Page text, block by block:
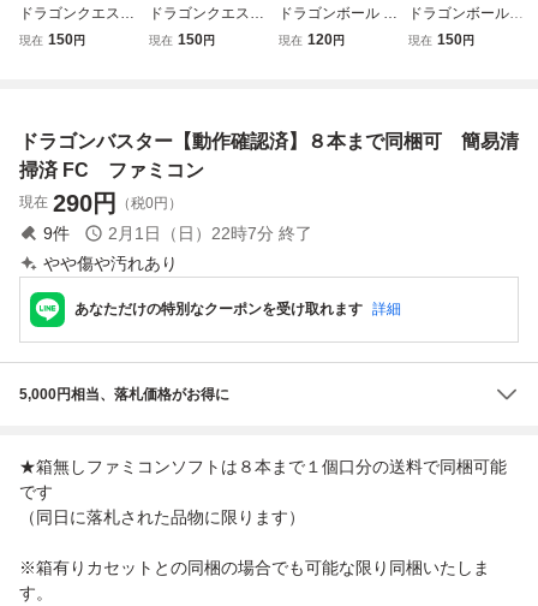
ドラゴンクエスト
４【動作確認済】
現在 150円
ドラゴンクエスト
３【動作確認済】
現在 150円
ドラゴンボール 神
龍の謎【動作確認
現在 120円
ドラゴンボールＺ
Ⅲ 烈戦人造人間
現在 150円
ドラゴンバスター【動作確認済】８本まで同梱可 簡易清
掃済 FC ファミコン
現在 290円 （税0円）
9件 2月1日（日）22時7分 終了
やや傷や汚れあり
あなただけの特別なクーポンを受け取れます 詳細
5,000円相当、落札価格がお得に
★箱無しファミコンソフトは８本まで１個口分の送料で同梱可能
です
（同日に落札された品物に限ります）
※箱有りカセットとの同梱の場合でも可能な限り同梱いたしま
す。